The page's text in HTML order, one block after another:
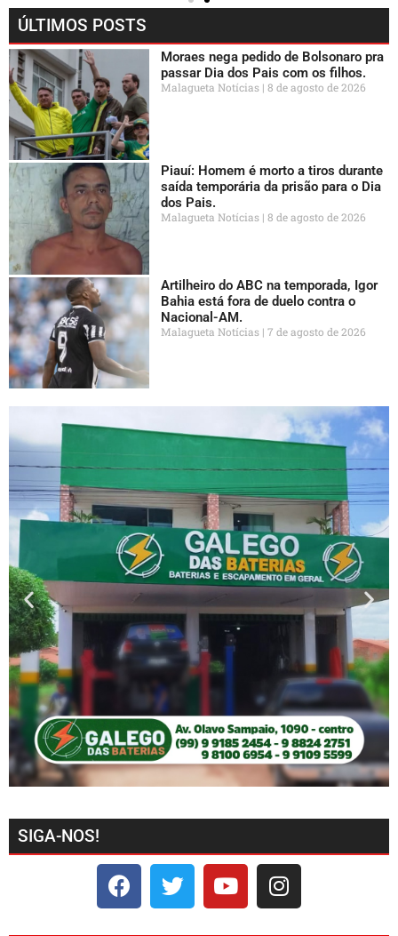
ÚLTIMOS POSTS
Moraes nega pedido de Bolsonaro pra
passar Dia dos Pais com os filhos.
Malagueta Notícias 8 de agosto de 2026
Piauí: Homem é morto a tiros durante
saída temporária da prisão para o Dia
dos Pais.
Malagueta Notícias 8 de agosto de 2026
Artilheiro do ABC na temporada, Igor
Bahia está fora de duelo contra o
Nacional-AM.
Malagueta Notícias 7 de agosto de 2026
SIGA-NOS!